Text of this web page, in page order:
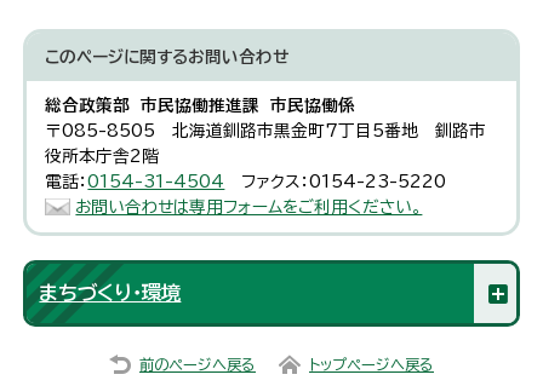
このページに関するお問い合わせ
総合政策部 市民協働推進課 市民協働係
〒085-8505 北海道釧路市黒金町7丁目5番地 釧路市
役所本庁舎2階
電話：0154-31-4504
ファクス：0154-23-5220
お問い合わせは専用フォームをご利用ください。
まちづくり・環境
前のページへ戻る トップページへ戻る